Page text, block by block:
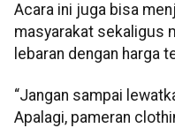
Acara ini juga bisa
masyarakat sekaligus
lebaran dengan harga
“Jangan sampai
Apalagi, pameran